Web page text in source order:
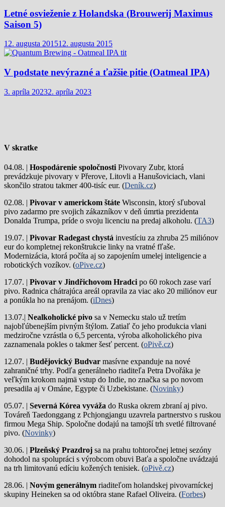
Letné osvieženie z Holandska (Brouwerij Maximus
Saison 5)
12. augusta 201512. augusta 2015
V podstate nevýrazné a ťažšie pitie (Oatmeal IPA)
3. apríla 20232. apríla 2023
V skratke
04.08. | Hospodárenie spoločnostiPivovary Zubr, ktorá
prevádzkuje pivovary v Přerove, Litovli a Hanušoviciach, vlani
skončilo stratou takmer 400-tisíc eur. (Deník.cz)
02.08. | Pivovar v americkom štáte Wisconsin, ktorý sľuboval
pivo zadarmo pre svojich zákazníkov v deň úmrtia prezidenta
Donalda Trumpa, príde o svoju licenciu na predaj alkoholu. (TA3)
19.07. | Pivovar Radegast chystá investíciu za zhruba 25 miliónov
eur do kompletnej rekonštrukcie linky na vratné fľaše.
Modernizácia, ktorá počíta aj so zapojením umelej inteligencie a
robotických vozíkov. (oPive.cz)
17.07. | Pivovar v Jindřichovom Hradcipo 60 rokoch zase varí
pivo. Radnica chátrajúca areál opravila za viac ako 20 miliónov eur
a ponúkla ho na prenájom. (iDnes)
13.07.| Nealkoholické pivo sa v Nemecku stalo už tretím
najobľúbenejším pivným štýlom. Zatiaľ čo jeho produkcia vlani
medziročne vzrástla o 6,5 percenta, výroba alkoholického piva
zaznamenala pokles o takmer šesť percent. (oPivě.cz)
12.07. | Budějovický Budvar masívne expanduje na nové
zahraničné trhy. Podľa generálneho riaditeľa Petra Dvořáka je
veľkým krokom najmä vstup do Indie, no značka sa po novom
presadila aj v Ománe, Egypte či Uzbekistane. (Novinky)
05.07. | Severná Kórea vyváža do Ruska okrem zbraní aj pivo.
Továreň Taedonggang z Pchjongjangu uzavrela partnerstvo s ruskou
firmou Mega Ship. Spoločne dodajú na tamojší trh svetlé filtrované
pivo. (Novinky)
30.06. | Plzeňský Prazdroj sa na prahu tohtoročnej letnej sezóny
dohodol na spolupráci s výrobcom obuvi Baťa a spoločne uvádzajú
na trh limitovanú edíciu kožených tenisiek. (oPivě.cz)
28.06. | Novým generálnym riaditeľom holandskej pivovarníckej
skupiny Heineken sa od októbra stane Rafael Oliveira. (Forbes)